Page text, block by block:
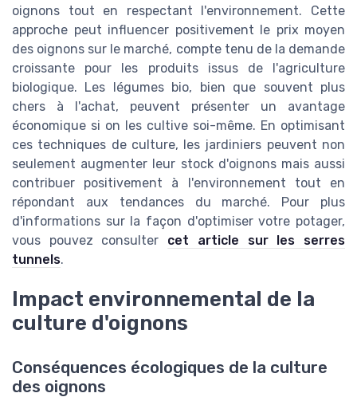
oignons tout en respectant l'environnement. Cette
approche peut influencer positivement le prix moyen
des oignons sur le marché, compte tenu de la demande
croissante pour les produits issus de l'agriculture
biologique. Les légumes bio, bien que souvent plus
chers à l'achat, peuvent présenter un avantage
économique si on les cultive soi-même. En optimisant
ces techniques de culture, les jardiniers peuvent non
seulement augmenter leur stock d'oignons mais aussi
contribuer positivement à l'environnement tout en
répondant aux tendances du marché. Pour plus
d'informations sur la façon d'optimiser votre potager,
vous pouvez consulter cet article sur les serres
tunnels.
Impact environnemental de la
culture d'oignons
Conséquences écologiques de la culture
des oignons